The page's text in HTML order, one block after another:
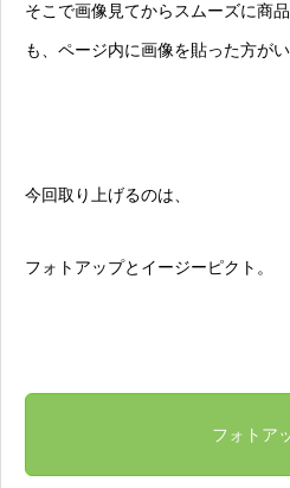
そこで画像見てからスムーズに商
も、ページ内に画像を貼った方がい
今回取り上げるのは、
フォトアップとイージーピクト。
フォトア